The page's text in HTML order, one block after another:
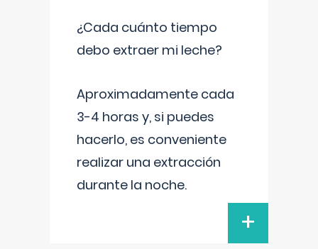
¿Cada cuánto tiempo
debo extraer mi leche?
Aproximadamente cada
3-4 horas y, si puedes
hacerlo, es conveniente
realizar una extracción
durante la noche.
+